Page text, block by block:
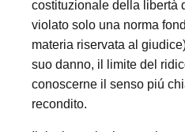
costituzionale della libertà
violato solo una norma
materia riservata al
suo danno, il limite del
conoscerne il senso piú
recondito.